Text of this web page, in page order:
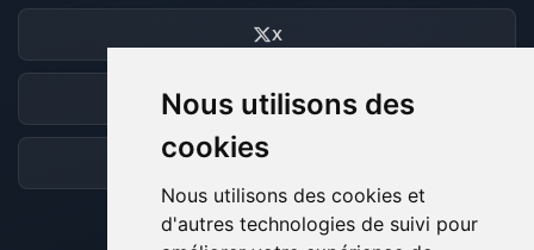
Nous utilisons des
cookies
Nous utilisons des cookies et
d'autres technologies de suivi pour
X
Discord
Forum